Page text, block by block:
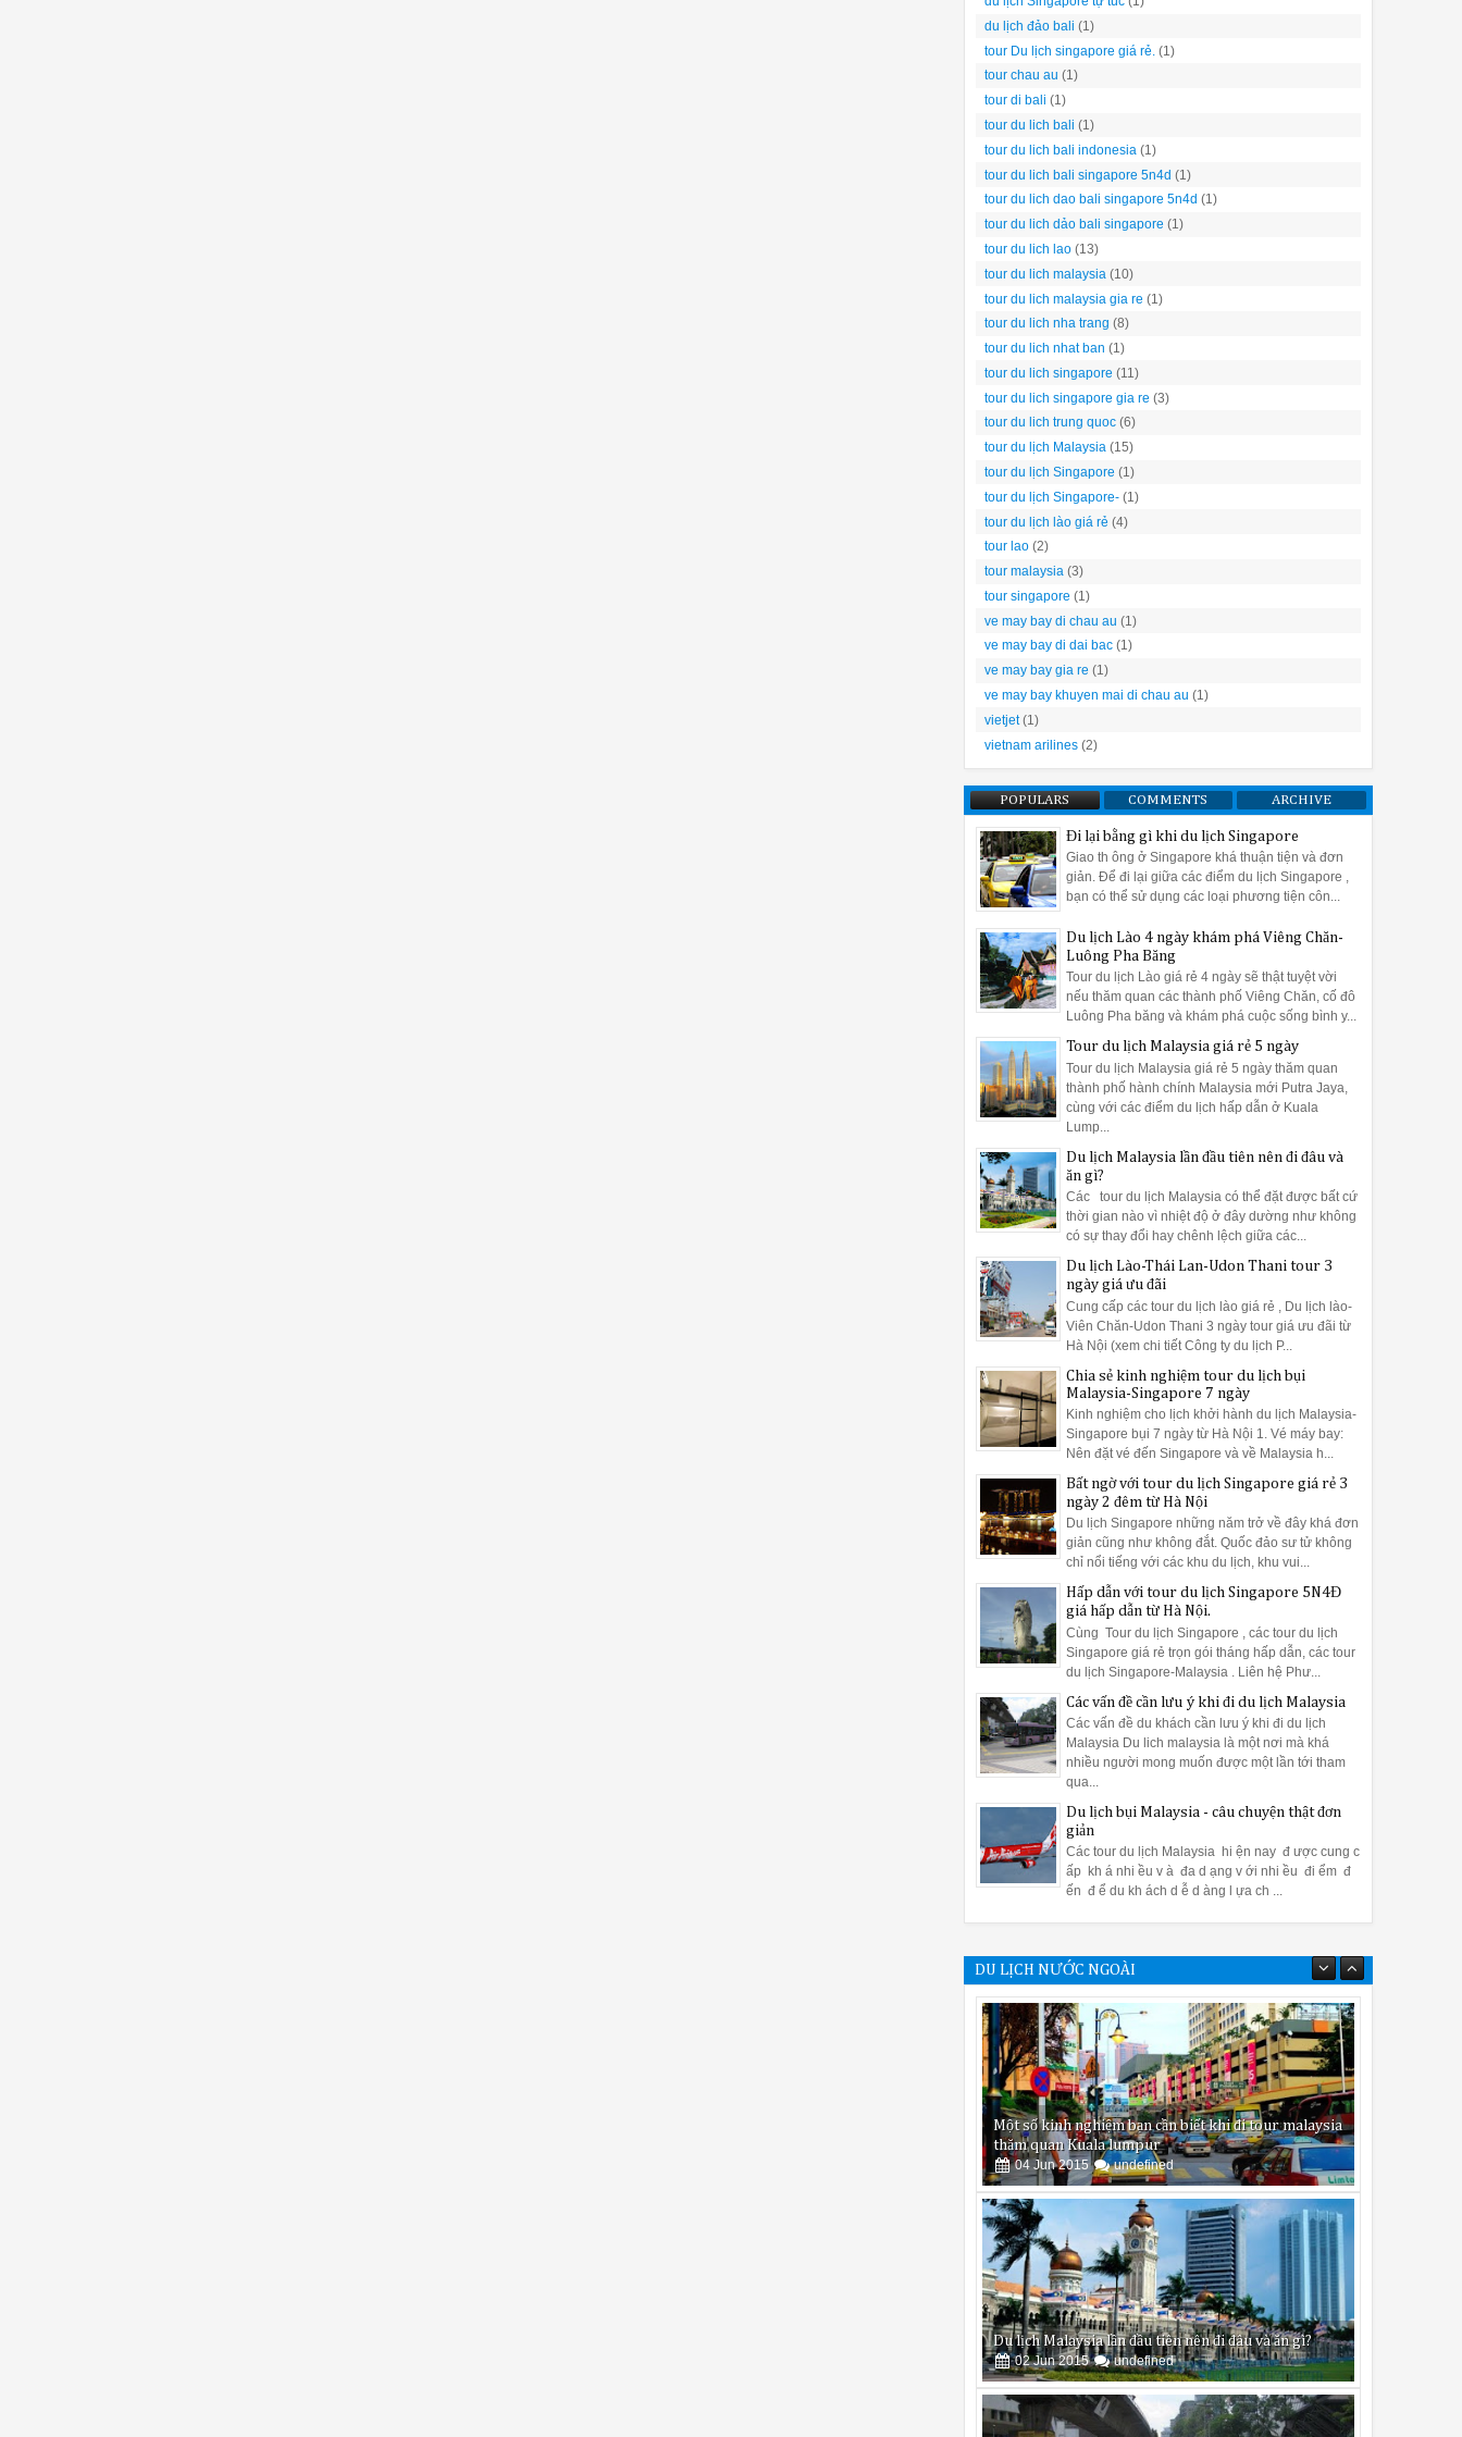
du lịch đảo bali (1)
tour Du lịch singapore giá rẻ. (1)
tour chau au (1)
tour di bali (1)
tour du lich bali (1)
tour du lich bali indonesia (1)
tour du lich bali singapore 5n4d (1)
tour du lich dao bali singapore 5n4d (1)
tour du lich dảo bali singapore (1)
tour du lich lao (13)
tour du lich malaysia (10)
tour du lich malaysia gia re (1)
tour du lich nha trang (8)
tour du lich nhat ban (1)
tour du lich singapore (11)
tour du lich singapore gia re (3)
tour du lich trung quoc (6)
tour du lịch Malaysia (15)
tour du lịch Singapore (1)
tour du lịch Singapore- (1)
tour du lịch lào giá rẻ (4)
tour lao (2)
tour malaysia (3)
tour singapore (1)
ve may bay di chau au (1)
ve may bay di dai bac (1)
ve may bay gia re (1)
ve may bay khuyen mai di chau au (1)
vietjet (1)
vietnam arilines (2)
POPULARS COMMENTS ARCHIVE
Đi lại bằng gì khi du lịch Singapore
Giao th ông ở Singapore khá thuận tiện và đơn
giản. Để đi lại giữa các điểm du lịch Singapore ,
bạn có thể sử dụng các loại phương tiện côn...
Du lịch Lào 4 ngày khám phá Viêng Chăn-
Luông Pha Băng
Tour du lịch Lào giá rẻ 4 ngày sẽ thật tuyệt vời
nếu thăm quan các thành phố Viêng Chăn, cố đô
Luông Pha băng và khám phá cuộc sống bình y...
Tour du lịch Malaysia giá rẻ 5 ngày
Tour du lịch Malaysia giá rẻ 5 ngày thăm quan
thành phố hành chính Malaysia mới Putra Jaya,
cùng với các điểm du lịch hấp dẫn ở Kuala
Lump...
Du lịch Malaysia lần đầu tiên nên đi đâu và
ăn gì?
Các tour du lịch Malaysia có thể đặt được bất cứ
thời gian nào vì nhiệt độ ở đây dường như không
có sự thay đổi hay chênh lệch giữa các...
Du lịch Lào-Thái Lan-Udon Thani tour 3
ngày giá ưu đãi
Cung cấp các tour du lịch lào giá rẻ , Du lịch lào-
Viên Chăn-Udon Thani 3 ngày tour giá ưu đãi từ
Hà Nội (xem chi tiết Công ty du lịch P...
Chia sẻ kinh nghiệm tour du lịch bụi
Malaysia-Singapore 7 ngày
Kinh nghiệm cho lịch khởi hành du lịch Malaysia-
Singapore bụi 7 ngày từ Hà Nội 1. Vé máy bay:
Nên đặt vé đến Singapore và về Malaysia h...
Bất ngờ với tour du lịch Singapore giá rẻ 3
ngày 2 đêm từ Hà Nội
Du lịch Singapore những năm trở về đây khá đơn
giản cũng như không đắt. Quốc đảo sư tử không
chỉ nổi tiếng với các khu du lịch, khu vui...
Hấp dẫn với tour du lịch Singapore 5N4Đ
giá hấp dẫn từ Hà Nội.
Cùng Tour du lịch Singapore , các tour du lịch
Singapore giá rẻ trọn gói tháng hấp dẫn, các tour
du lịch Singapore-Malaysia . Liên hệ Phư...
Các vấn đề cần lưu ý khi đi du lịch Malaysia
Các vấn đề du khách cần lưu ý khi đi du lịch
Malaysia Du lich malaysia là một nơi mà khá
nhiều người mong muốn được một lần tới tham
qua...
Du lịch bụi Malaysia - câu chuyện thật đơn
giản
Các tour du lịch Malaysia hi ện nay đ ược cung c
ấp kh á nhi ều v à đa d ạng v ới nhi ều đi ểm đ
ến đ ể du kh ách d ễ d àng l ựa ch ...
DU LỊCH NƯỚC NGOÀI
Một số kinh nghiệm bạn cần biết khi đi tour malaysia
thăm quan Kuala lumpur
04 Jun 2015 undefined
Du lịch Malaysia lần đầu tiên nên đi đâu và ăn gì?
02 Jun 2015 undefined